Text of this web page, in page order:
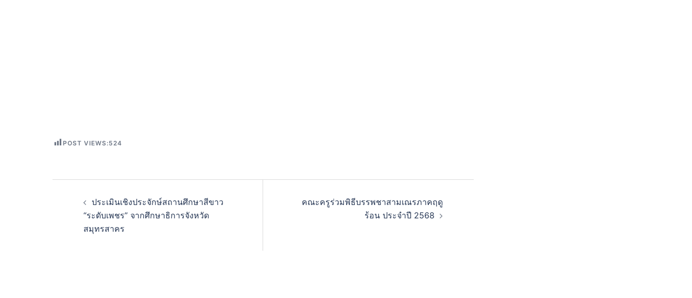
POST VIEWS:524
ประเมินเชิงประจักษ์สถานศึกษาสีขาว
“ระดับเพชร” จากศึกษาธิการจังหวัด
สมุทรสาคร
คณะครูร่วมพิธีบรรพชาสามเณรภาคฤดู
ร้อน ประจำปี 2568